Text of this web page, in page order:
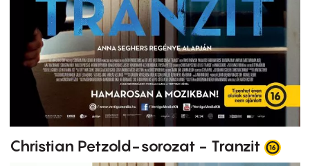
Christian Petzold-sorozat - Tranzit